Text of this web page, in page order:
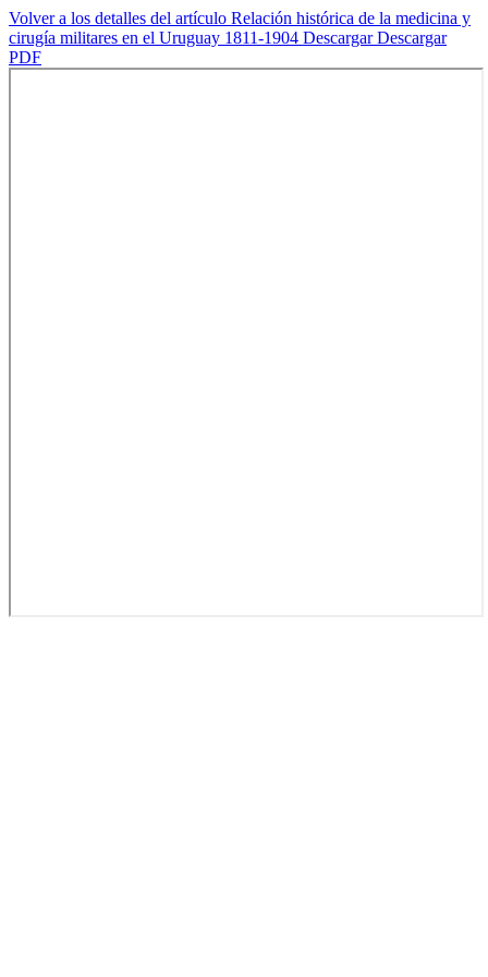
Volver a los detalles del artículo Relación histórica de la medicina y
cirugía militares en el Uruguay 1811-1904 DescargarDescargar
PDF